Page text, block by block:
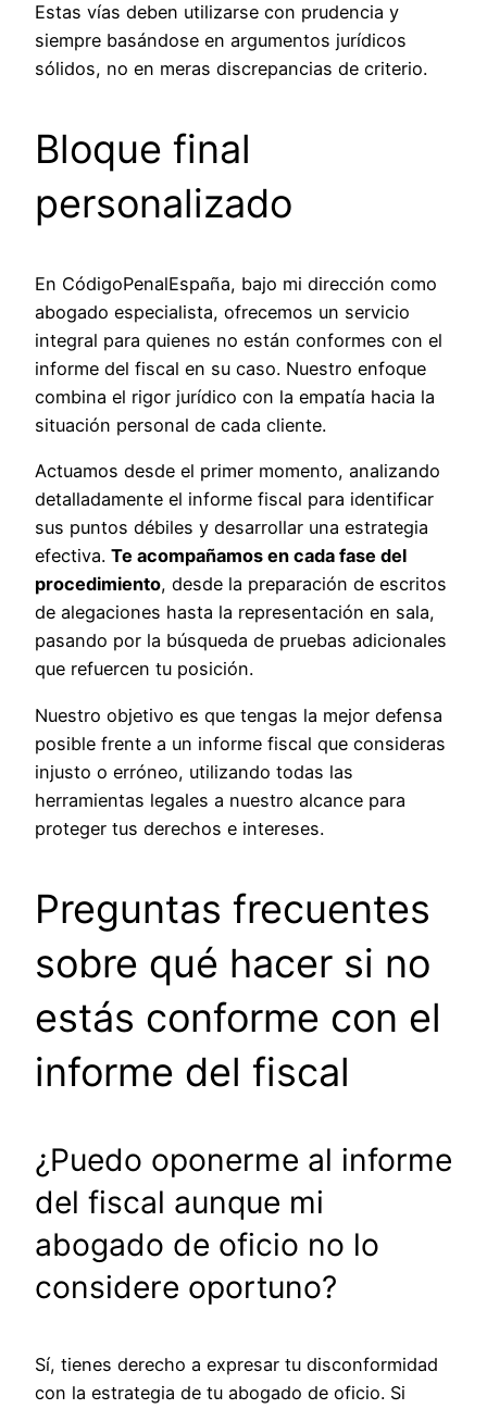
Estas vías deben utilizarse con prudencia y
siempre basándose en argumentos jurídicos
sólidos, no en meras discrepancias de criterio.
Bloque final
personalizado
En CódigoPenalEspaña, bajo mi dirección como
abogado especialista, ofrecemos un servicio
integral para quienes no están conformes con el
informe del fiscal en su caso. Nuestro enfoque
combina el rigor jurídico con la empatía hacia la
situación personal de cada cliente.
Actuamos desde el primer momento, analizando
detalladamente el informe fiscal para identificar
sus puntos débiles y desarrollar una estrategia
efectiva. Te acompañamos en cada fase del
procedimiento, desde la preparación de escritos
de alegaciones hasta la representación en sala,
pasando por la búsqueda de pruebas adicionales
que refuercen tu posición.
Nuestro objetivo es que tengas la mejor defensa
posible frente a un informe fiscal que consideras
injusto o erróneo, utilizando todas las
herramientas legales a nuestro alcance para
proteger tus derechos e intereses.
Preguntas frecuentes
sobre qué hacer si no
estás conforme con el
informe del fiscal
¿Puedo oponerme al informe
del fiscal aunque mi
abogado de oficio no lo
considere oportuno?
Sí, tienes derecho a expresar tu disconformidad
con la estrategia de tu abogado de oficio. Si